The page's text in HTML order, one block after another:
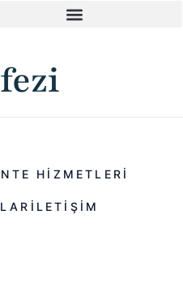
HIZMETLERI
ILETIŞIM